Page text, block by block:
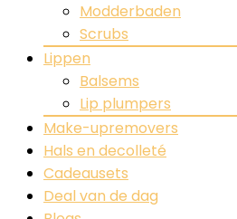
Modderbaden
Scrubs
Lippen
Balsems
Lip plumpers
Make-upremovers
Hals en decolleté
Cadeausets
Deal van de dag